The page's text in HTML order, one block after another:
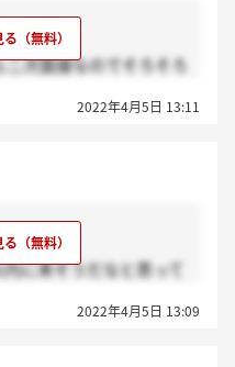
次面接なのでそろそろ
2022年4月5日 13:11
に来そうだなと思って
2022年4月5日 13:09